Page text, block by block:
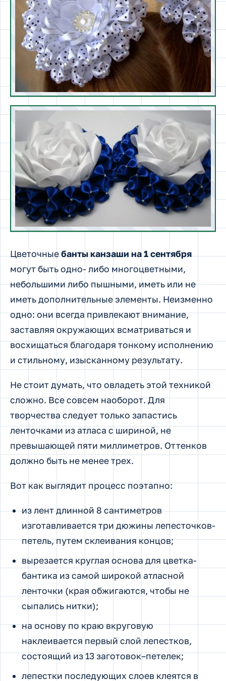
Цветочныебанты канзаши на 1 сентября
могут быть одно- либо многоцветными,
небольшими либо пышными, иметь или не
иметь дополнительные элементы. Неизменно
одно: они всегда привлекают внимание,
заставляя окружающих всматриваться и
восхищаться благодаря тонкому исполнению
и стильному, изысканному результату.
Не стоит думать, что овладеть этой техникой
сложно. Все совсем наоборот. Для
творчества следует только запастись
ленточками из атласа с шириной, не
превышающей пяти миллиметров. Оттенков
должно быть не менее трех.
Вот как выглядит процесс поэтапно:
из лент длинной 8 сантиметров
изготавливается три дюжины лепесточков-
петель, путем склеивания концов;
вырезается круглая основа для цветка-
бантика из самой широкой атласной
ленточки (края обжигаются, чтобы не
сыпались нитки);
на основу по краю вкруговую
наклеивается первый слой лепестков,
состоящий из 13 заготовок–петелек;
лепестки последующих слоев клеятся в